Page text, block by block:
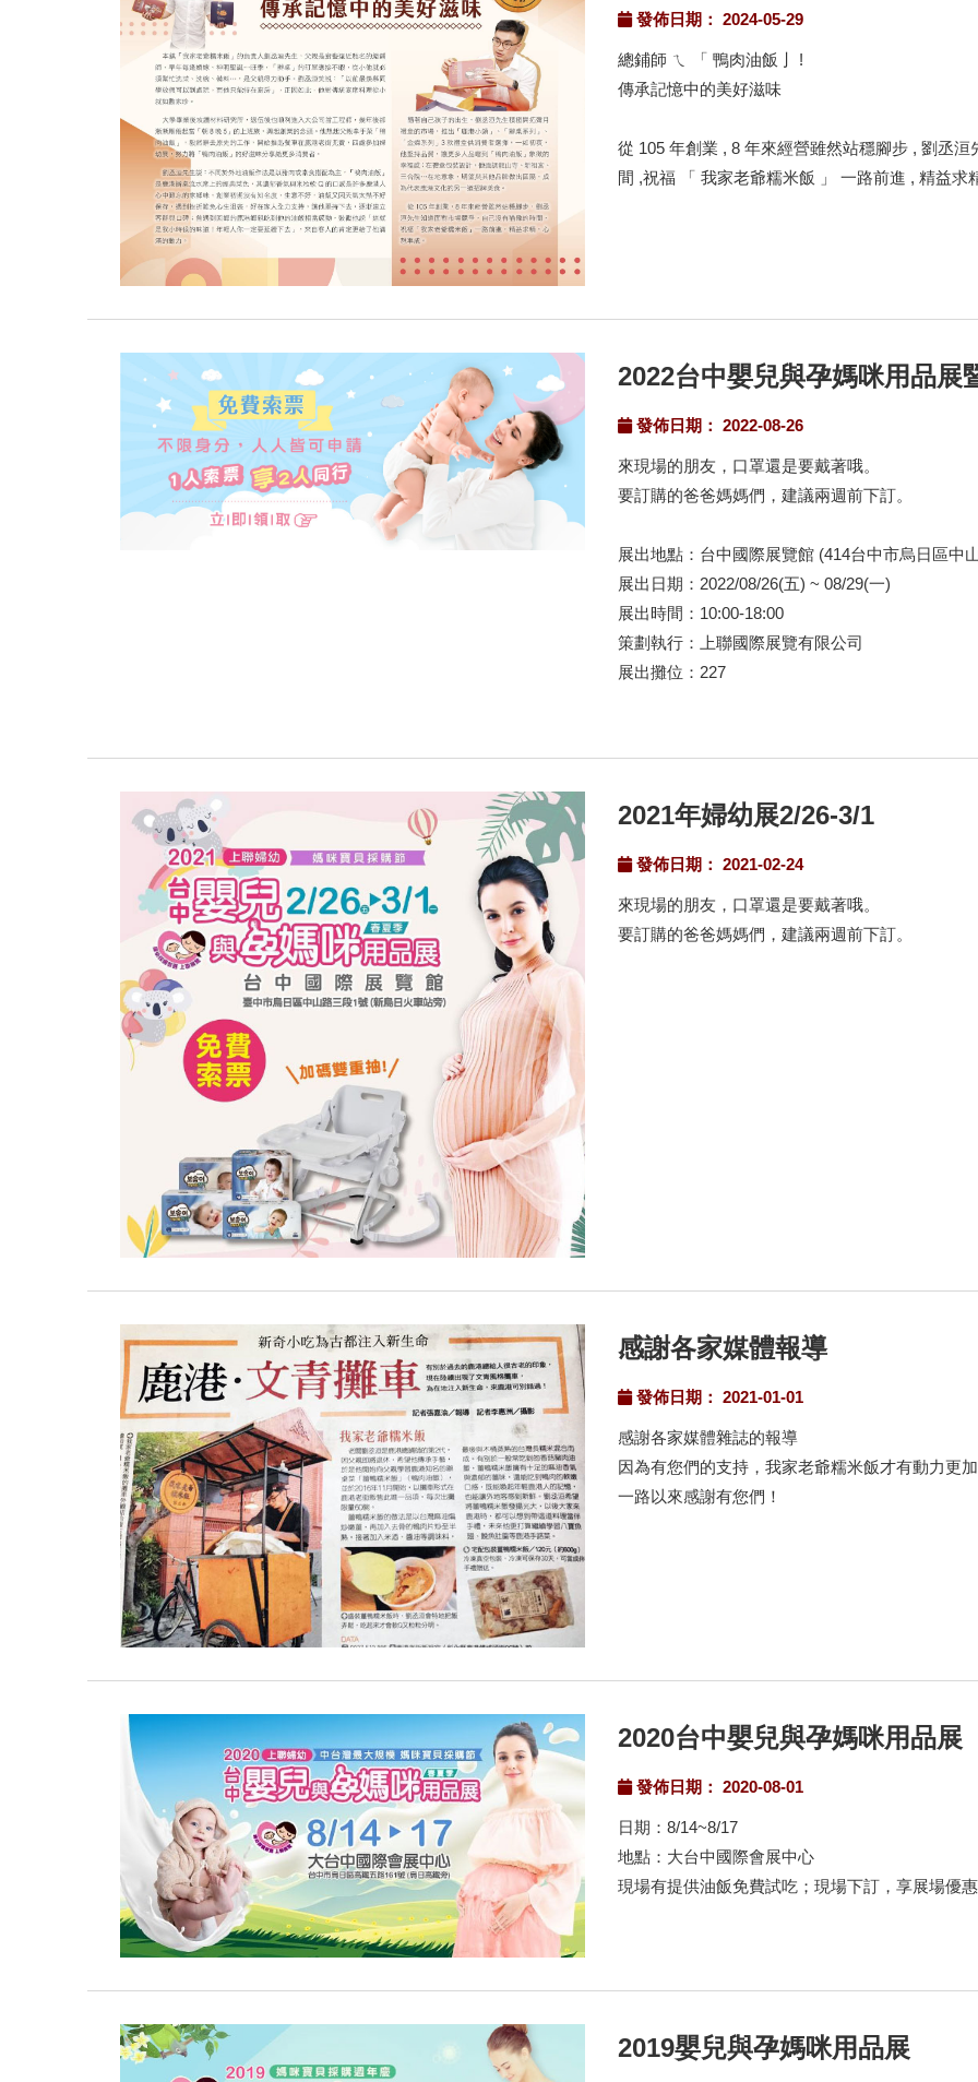
發佈日期： 2024-05-29
總鋪師 ㄟ 「 鴨肉油飯亅 !
傳承記憶中的美好滋味
從 105 年創業 , 8 年來經營雖然站穩腳步 , 劉丞
間 ,祝福 「 我家老爺糯米飯 」 一路前進 , 精益求
2022台中嬰兒與孕媽咪用品展
發佈日期： 2022-08-26
來現場的朋友，口罩還是要戴著哦。
要訂購的爸爸媽媽們，建議兩週前下訂。
展出地點：台中國際展覽館 (414台中市烏日區中
展出日期：2022/08/26(五) ~ 08/29(一)
展出時間：10:00-18:00
策劃執行：上聯國際展覽有限公司
展出攤位：227
2021年婦幼展2/26-3/1
發佈日期： 2021-02-24
來現場的朋友，口罩還是要戴著哦。
要訂購的爸爸媽媽們，建議兩週前下訂。
感謝各家媒體報導
發佈日期： 2021-01-01
感謝各家媒體雜誌的報導
因為有您們的支持，我家老爺糯米飯才有動力更
一路以來感謝有您們！
2020台中嬰兒與孕媽咪用品展
發佈日期： 2020-08-01
日期：8/14~8/17
地點：大台中國際會展中心
現場有提供油飯免費試吃；現場下訂，享展場優惠
2019嬰兒與孕媽咪用品展